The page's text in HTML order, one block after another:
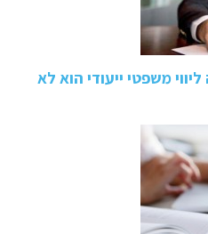
משפטי ייעודי הוא לא